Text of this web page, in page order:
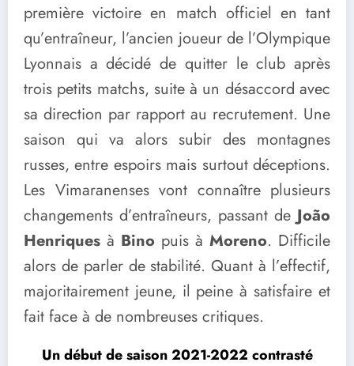
première victoire en match officiel en tant
qu’entraîneur, l’ancien joueur de l’Olympique
Lyonnais a décidé de quitter le club après
trois petits matchs, suite à un désaccord avec
sa direction par rapport au recrutement. Une
saison qui va alors subir des montagnes
russes, entre espoirs mais surtout déceptions.
Les Vimaranenses vont connaître plusieurs
changements d’entraîneurs, passant de João
Henriques à Bino puis à Moreno. Difficile
alors de parler de stabilité. Quant à l’effectif,
majoritairement jeune, il peine à satisfaire et
fait face à de nombreuses critiques.
Un début de saison 2021-2022 contrasté